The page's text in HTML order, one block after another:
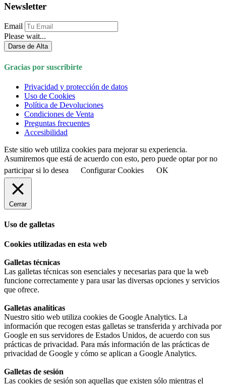
Newsletter
Email
Please wait...
Darse de Alta
Gracias por suscribirte
Privacidad y protección de datos
Uso de Cookies
Política de Devoluciones
Condiciones de Venta
Preguntas frecuentes
Accesibilidad
Este sitio web utiliza cookies para mejorar su experiencia.
Asumiremos que está de acuerdo con esto, pero puede optar por no
participar si lo desea
Configurar Cookies OK
Cerrar
Uso de galletas
Cookies utilizadas en esta web
Galletas técnicas
Las galletas técnicas son esenciales y necesarias para que la web
funcione correctamente y para usar las diversas opciones y servicios
que ofrece.
Galletas analíticas
Nuestro sitio web utiliza cookies de Google Analytics. La
información que recogen estas galletas se transferida y archivada por
Google en sus servidores de Estados Unidos, de acuerdo con sus
prácticas de privacidad. Para más información de las prácticas de
privacidad de Google y cómo se aplican a Google Analytics.
Galletas de sesión
Las cookies de sesión son aquellas que existen sólo mientras el